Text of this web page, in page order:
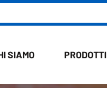
SIAMO PRODOTTI